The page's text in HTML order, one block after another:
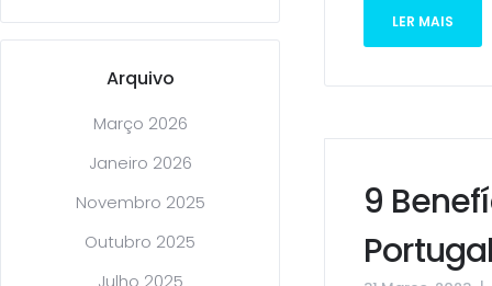
Arquivo
Março 2026
Janeiro 2026
Novembro 2025
Outubro 2025
Julho 2025
LER MAIS
9